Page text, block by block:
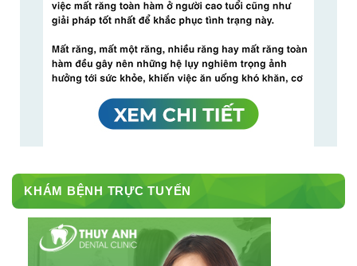
KHÁM BỆNH TRỰC TUYẾN